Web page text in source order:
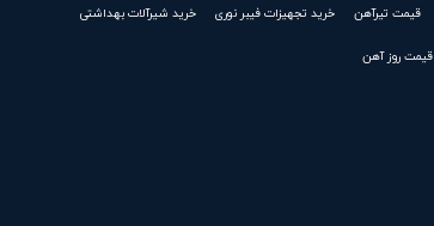
قیمت تیرآهن خرید تجهیزات فیبر نوری خرید شیرآلات بهداشتی
قیمت روز آهن